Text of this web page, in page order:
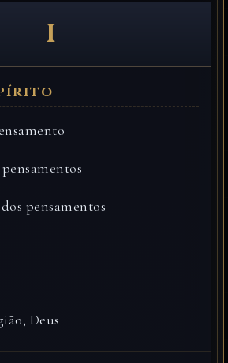
I
pensamentos
Deus